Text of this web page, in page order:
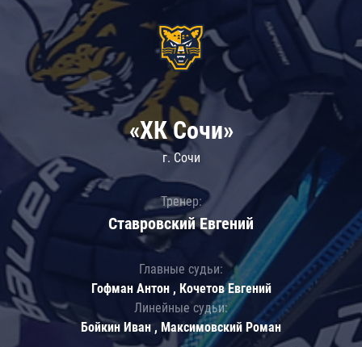
«ХК Сочи»
г. Сочи
Тренер:
Ставровский Евгений
Главные судьи:
Гофман Антон , Кочетов Евгений
Линейные судьи:
Бойкин Иван , Максимовский Роман